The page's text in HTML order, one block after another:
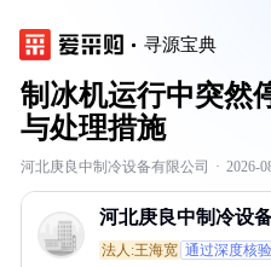
寻源宝典
制冰机运行中突然
与处理措施
河北庚良中制冷设备有限公司 · 2026-
河北庚良中制冷设
法人:王海宽 通过深度核验